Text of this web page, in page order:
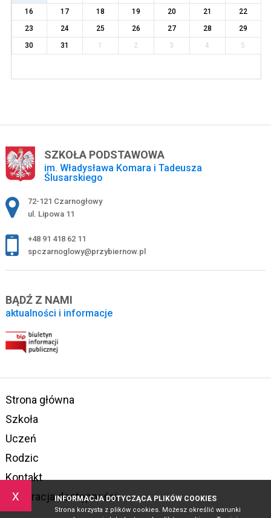
x INFORMACJA DOTYCZĄCA PLIKÓW COOKIES
Strona korzysta z plików cookies. Możesz określić warunki
16
17 18 19 20 21
22
23
24 25 26 27 28
29
30
31 1 2 3 4 5
SZKOŁA PODSTAWOWA
im. Władysława Komara i Tadeusza
Ślusarskiego
Adres pocztowy:
72-121 Czarnogłowy
ul. Lipowa 11
+48 91 418 62 11
spczarnoglowy@przybiernow.pl
BĄDŹ Z NAMI
aktualności i informacje
Strona główna
Szkoła
Uczeń
Rodzic
Kontakt
Deklaracja dostępności